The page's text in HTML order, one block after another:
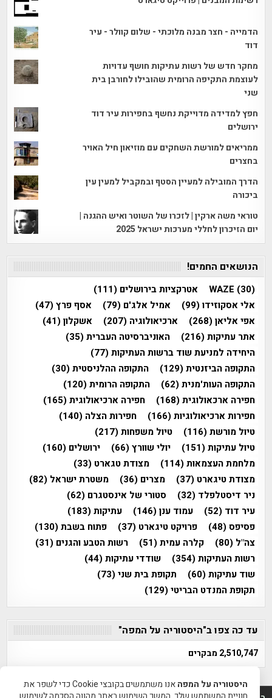
הדמייה - חצר מבנה מלוכתי - שלום קוולר - עיר
דוד
מחקר חדש של רשות עתיקות חושף עדויות
לעוצמת התקיפה הרומית שהובילו לחורבן בית
שני
חפץ למדידה מדוייקת נחשף בחפירות עיר דוד
ירושלים
ממריאים למורשת השחקים עם מוזיאון חיל האויר
בחצרים
הדרך המובילה למעיין הסטף ובמקביל למעין עין
ביכורה
טוראי משה ארקין | לזכרו של השוטר ואיש ההגנה |
יום הזיכרון לחללי מערכות ישראל 2025
הנושאים החמים!
WAZE (30) אטרקציות בירושלים (111)
אלי אסקוזידו(99) אמיל אלג'ם (79) אסף פרץ(47)
אפי אליאן(268) ארכיאולוגיה (207) אשקלון(41)
אתר עתיקות(216) האוניברסיטה העברית(35)
היחידה למניעת שוד ברשות העתיקות(77)
התקופה הביזנטית(129) התקופה ההלניסטית(30)
התקופה העות'מנית(62) התקופה הרומית(120)
חפירה ארכאולוגית(168) חפירה ארכיאולוגית(165)
חפירות ארכיאולוגיות(166) חפירות הצלה (140)
טיול מורשת(116) טיול משפחות(217)
טיול עתיקות(151) יולי שוורץ(66) ירושלים (160)
מלחמת העצמאות(114) מצודת טגארט (33)
מצודת טיגארט (37) מצרים (36) משטרת ישראל (82)
ניר דיסטלפלד (32) סטורי של אינסטגרם (62)
עיר דוד (52) עמוד ענן(146) עתיקות(183)
פסיפס(48) פרויקט טיגארט (37) פתוח בשבת(130)
צה"ל (80) קלרה עמית(51) רשות הטבע והגנים (31)
רשות העתיקות(354) שודדי עתיקות(44)
שוד עתיקות(60) תקופת בית שני(73)
תקופת המנדט הבריטי(129)
עד כה צפו ב"היסטוריה על המפה"
2,510,747 מבקרים
היסטוריה על המפה
אנו משתמשים בקובצי Cookie כדי לשפר את